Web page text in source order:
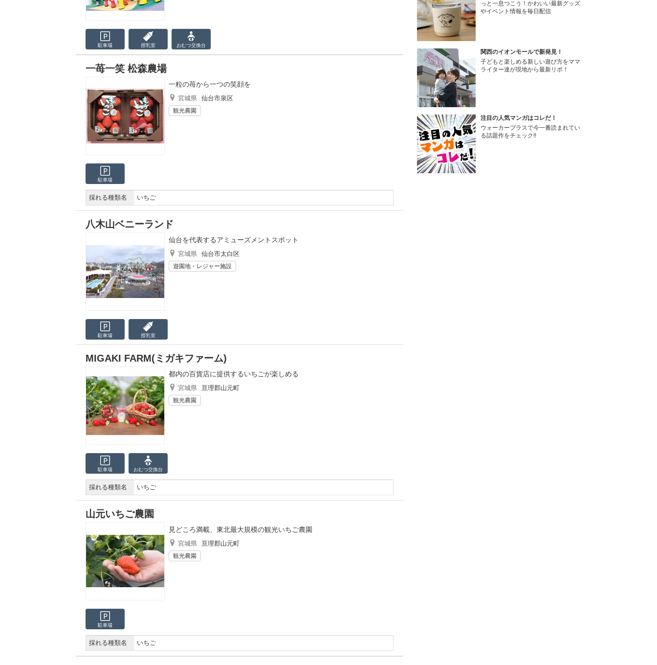
駐車場 授乳室 おむつ交換台
一苺一笑 松森農場
一粒の苺から一つの笑顔を
宮城県 仙台市泉区
観光農園
駐車場
採れる種類名 いちご
八木山ベニーランド
仙台を代表するアミューズメントスポット
宮城県 仙台市太白区
遊園地・レジャー施設
駐車場 授乳室
MIGAKI FARM(ミガキファーム)
都内の百貨店に提供するいちごが楽しめる
宮城県 亘理郡山元町
観光農園
駐車場 おむつ交換台
採れる種類名 いちご
山元いちご農園
見どころ満載、東北最大規模の観光いちご農園
宮城県 亘理郡山元町
観光農園
駐車場
採れる種類名 いちご
っと一息つこう！かわいい最新グッズ
やイベント情報を毎日配信
関西のイオンモールで新発見！
子どもと楽しめる新しい遊び方をママ
ライター達が現地から最新リポ！
注目の人気マンガはコレだ！
ウォーカープラスで今一番読まれてい
る話題作をチェック!!